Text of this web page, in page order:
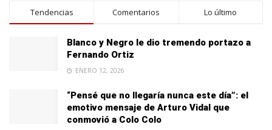
Tendencias Comentarios Lo último
Blanco y Negro le dio tremendo portazo a
Fernando Ortiz
ENERO 12, 2026
“Pensé que no llegaría nunca este día”: el
emotivo mensaje de Arturo Vidal que
conmovió a Colo Colo